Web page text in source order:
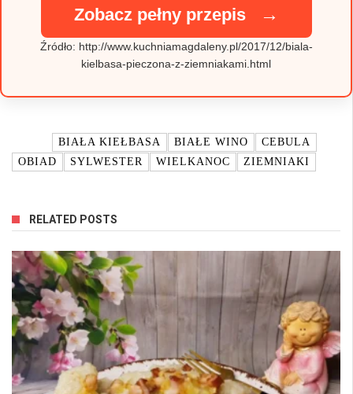
Zobacz pełny przepis →
Źródło: http://www.kuchniamagdaleny.pl/2017/12/biala-
kielbasa-pieczona-z-ziemniakami.html
BIAŁA KIEŁBASA BIAŁE WINO
CEBULA
OBIAD
SYLWESTER WIELKANOC ZIEMNIAKI
RELATED POSTS